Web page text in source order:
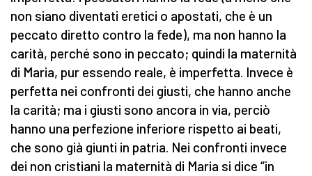
non siano diventati eretici o apostati, che è un
peccato diretto contro la fede), ma non hanno la
carità, perché sono in peccato; quindi la maternità
di Maria, pur essendo reale, è imperfetta. Invece è
perfetta nei confronti dei giusti, che hanno anche
la carità; ma i giusti sono ancora in via, perciò
hanno una perfezione inferiore rispetto ai beati,
che sono già giunti in patria. Nei confronti invece
dei non cristiani la maternità di Maria si dice “in